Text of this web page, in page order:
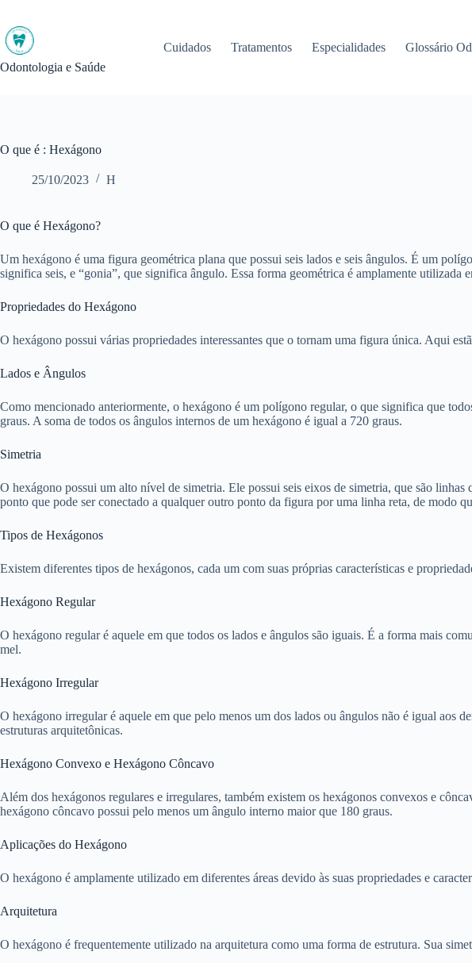
conteúdo
Odontologia e Saúde
Cuidados Tratamentos Especialidades Glossário
O que é : Hexágono
25/10/2023 H
O que é Hexágono?
Um hexágono é uma figura geométrica plana que possui seis lados e seis ângulos. É um
significa seis, e “gonia”, que significa ângulo. Essa forma geométrica é amplamente utilizada
Propriedades do Hexágono
O hexágono possui várias propriedades interessantes que o tornam uma figura única. Aqui
Lados e Ângulos
Como mencionado anteriormente, o hexágono é um polígono regular, o que significa que
graus. A soma de todos os ângulos internos de um hexágono é igual a 720 graus.
Simetria
O hexágono possui um alto nível de simetria. Ele possui seis eixos de simetria, que são
ponto que pode ser conectado a qualquer outro ponto da figura por uma linha reta, de modo
Tipos de Hexágonos
Existem diferentes tipos de hexágonos, cada um com suas próprias características e
Hexágono Regular
O hexágono regular é aquele em que todos os lados e ângulos são iguais. É a forma mais
mel.
Hexágono Irregular
O hexágono irregular é aquele em que pelo menos um dos lados ou ângulos não é igual aos
estruturas arquitetônicas.
Hexágono Convexo e Hexágono Côncavo
Além dos hexágonos regulares e irregulares, também existem os hexágonos convexos e
hexágono côncavo possui pelo menos um ângulo interno maior que 180 graus.
Aplicações do Hexágono
O hexágono é amplamente utilizado em diferentes áreas devido às suas propriedades e
Arquitetura
O hexágono é frequentemente utilizado na arquitetura como uma forma de estrutura. Sua